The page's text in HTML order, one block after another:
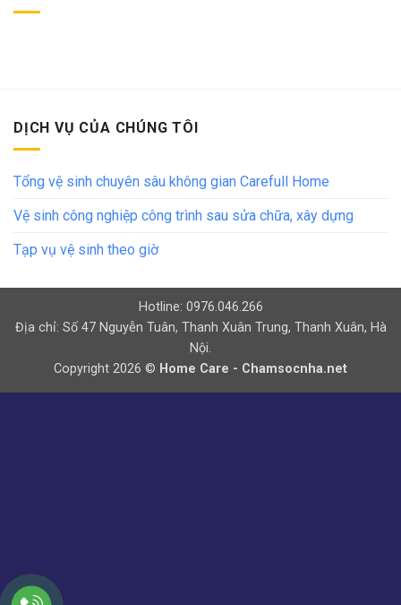
DỊCH VỤ CỦA CHÚNG TÔI
Tổng vệ sinh chuyên sâu không gian Carefull Home
Vệ sinh công nghiệp công trình sau sửa chữa, xây dựng
Tạp vụ vệ sinh theo giờ
Hotline: 0976.046.266
Địa chỉ: Số 47 Nguyễn Tuân, Thanh Xuân Trung, Thanh Xuân, Hà
Nội.
Copyright 2026 © Home Care - Chamsocnha.net